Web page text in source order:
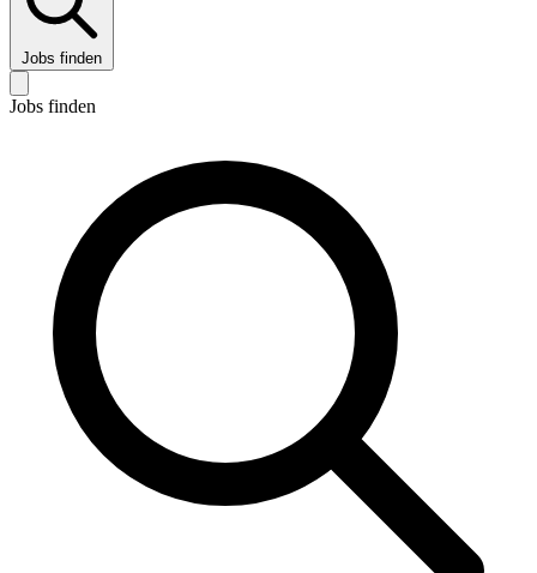
Jobs finden
Jobs finden